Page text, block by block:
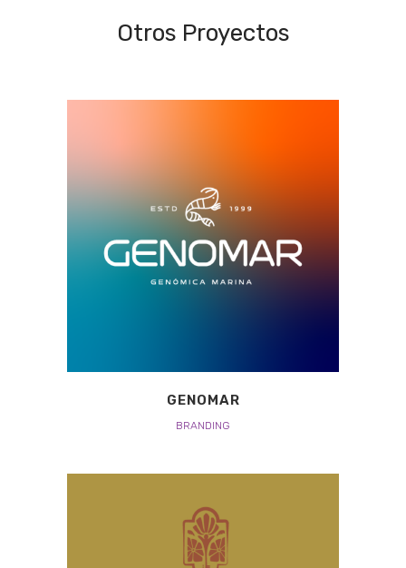
Otros Proyectos
GENOMAR
BRANDING